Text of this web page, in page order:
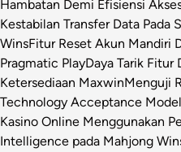
Hambatan Demi Efisiensi
Kestabilan Transfer Data Pada
WinsFitur Reset Akun Mandiri
Pragmatic PlayDaya Tarik Fitur
Ketersediaan MaxwinMenguji
Technology Acceptance Model
Kasino Online Menggunakan
Intelligence pada Mahjong